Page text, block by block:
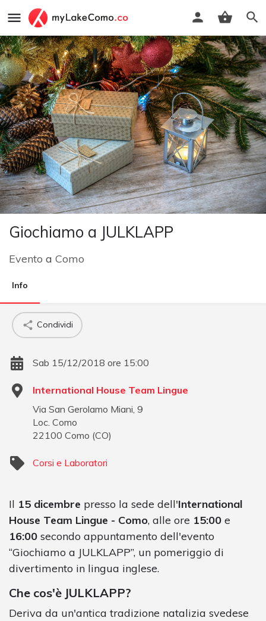
Giochiamo a JULKLAPP
Evento a Como
Info
Condividi
Sab 15/12/2018 ore 15:00
International House Team Lingue
Via San Gerolamo Miani, 9
Loc. Como
22100 Como (CO)
Corsi e Laboratori
Il 15 dicembre presso la sede dell'International
House Team Lingue - Como, alle ore 15:00 e
16:00 secondo appuntamento dell'evento
“Giochiamo a JULKLAPP”, un pomeriggio di
divertimento in lingua inglese.
Che cos'è JULKLAPP?
Deriva da un'antica tradizione natalizia svedese